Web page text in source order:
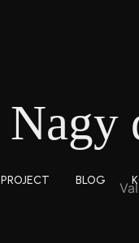
PROJECT BLOG
Nagy